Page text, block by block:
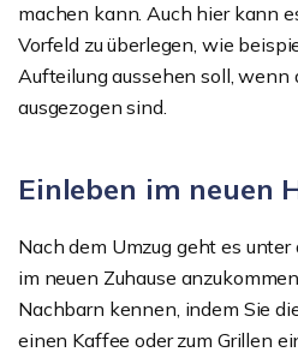
machen kann. Auch hier kann
Vorfeld zu überlegen, wie
Aufteilung aussehen soll, wenn
ausgezogen sind.
Einleben im neuen
Nach dem Umzug geht es
im neuen Zuhause
Nachbarn kennen, indem Sie
einen Kaffee oder zum Grillen